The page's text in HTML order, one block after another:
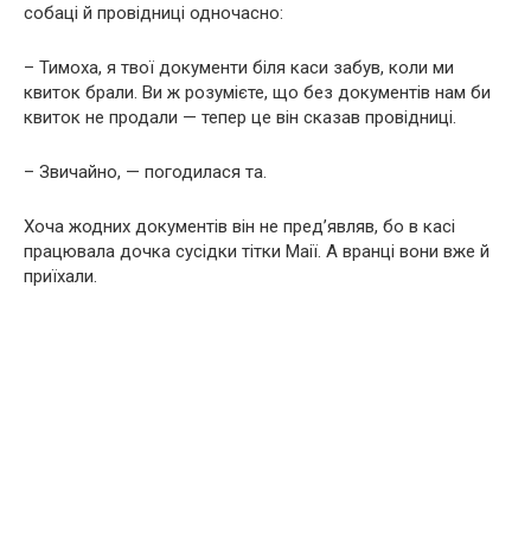
собаці й провідниці одночасно:
– Тимоха, я твої документи біля каси забув, коли ми
квиток брали. Ви ж розумієте, що без документів нам би
квиток не продали — тепер це він сказав провідниці.
– Звичайно, — погодилася та.
Хоча жодних документів він не пред’являв, бо в касі
працювала дочка сусідки тітки Маії. А вранці вони вже й
приїхали.